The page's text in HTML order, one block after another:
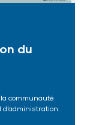
du
communauté